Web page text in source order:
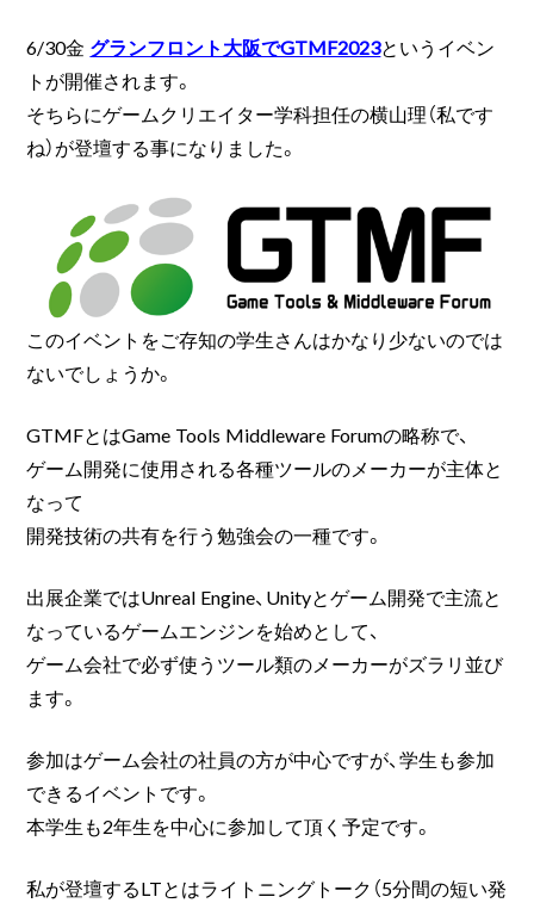
6/30金 グランフロント大阪でGTMF2023というイベン
トが開催されます。
そちらにゲームクリエイター学科担任の横山理（私です
ね）が登壇する事になりました。
このイベントをご存知の学生さんはかなり少ないのでは
ないでしょうか。
GTMFとはGame Tools Middleware Forumの略称で、
ゲーム開発に使用される各種ツールのメーカーが主体と
なって
開発技術の共有を行う勉強会の一種です。
出展企業ではUnreal Engine、Unityとゲーム開発で主流と
なっているゲームエンジンを始めとして、
ゲーム会社で必ず使うツール類のメーカーがズラリ並び
ます。
参加はゲーム会社の社員の方が中心ですが、学生も参加
できるイベントです。
本学生も2年生を中心に参加して頂く予定です。
私が登壇するLTとはライトニングトーク（5分間の短い発